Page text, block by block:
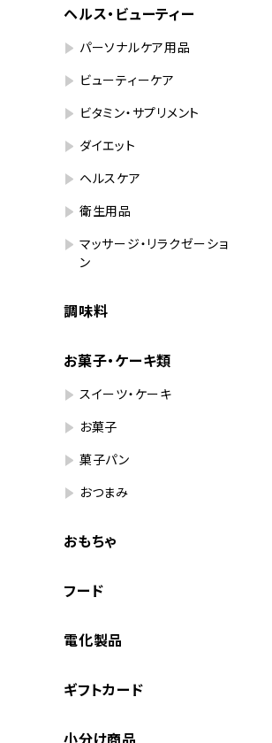
ヘルス・ビューティー
パーソナルケア用品
ビューティーケア
ビタミン・サプリメント
ダイエット
ヘルスケア
衛生用品
マッサージ・リラクゼーショ
ン
調味料
お菓子・ケーキ類
スイーツ・ケーキ
お菓子
菓子パン
おつまみ
おもちゃ
フード
電化製品
ギフトカード
小分け商品